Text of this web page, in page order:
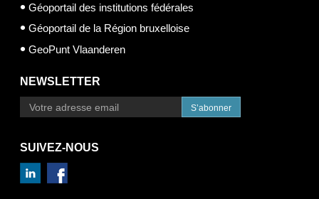
Géoportail des institutions fédérales
Géoportail de la Région bruxelloise
GeoPunt Vlaanderen
NEWSLETTER
S’abonner
SUIVEZ-NOUS